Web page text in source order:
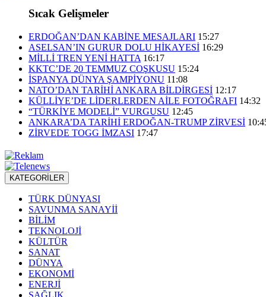
Sıcak Gelişmeler
ERDOĞAN’DAN KABİNE MESAJLARI 15:27
ASELSAN’IN GURUR DOLU HİKAYESİ 16:29
MİLLİ TREN YENİ HATTA 16:17
KKTC’DE 20 TEMMUZ COŞKUSU 15:24
İSPANYA DÜNYA ŞAMPİYONU 11:08
NATO’DAN TARİHİ ANKARA BİLDİRGESİ 12:17
KÜLLİYE’DE LİDERLERDEN AİLE FOTOĞRAFI 14:32
“TÜRKİYE MODELİ” VURGUSU 12:45
ANKARA’DA TARİHİ ERDOĞAN-TRUMP ZİRVESİ
ZİRVEDE TOGG İMZASI 17:47
KATEGORİLER
TÜRK DÜNYASI
SAVUNMA SANAYİİ
BİLİM
TEKNOLOJİ
KÜLTÜR
SANAT
DÜNYA
EKONOMİ
ENERJİ
SAĞLIK